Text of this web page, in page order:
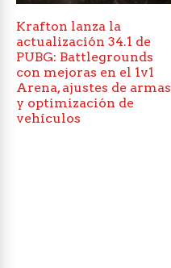
Krafton lanza la
actualización 34.1 de
PUBG: Battlegrounds
con mejoras en el 1v1
Arena, ajustes de armas
y optimización de
vehículos